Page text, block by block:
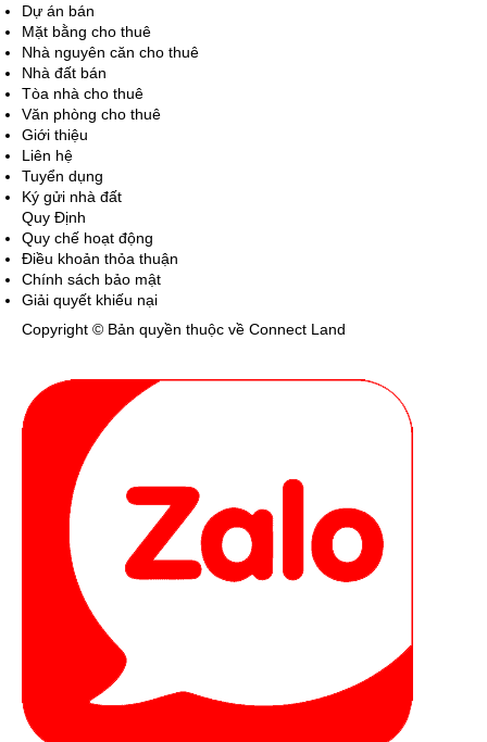
Dự án bán
Mặt bằng cho thuê
Nhà nguyên căn cho thuê
Nhà đất bán
Tòa nhà cho thuê
Văn phòng cho thuê
Giới thiệu
Liên hệ
Tuyển dụng
Ký gửi nhà đất
Quy Định
Quy chế hoạt động
Điều khoản thỏa thuận
Chính sách bảo mật
Giải quyết khiếu nại
Copyright © Bản quyền thuộc về Connect Land